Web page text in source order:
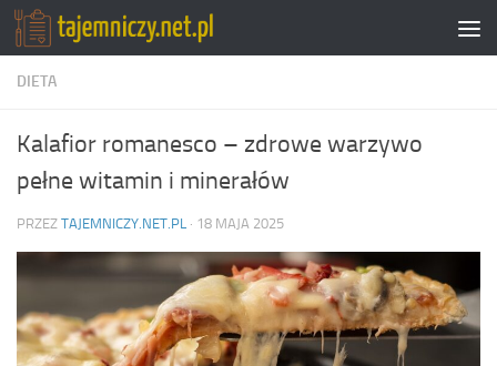
Przejdź do treści
DIETA
Kalafior romanesco – zdrowe warzywo
pełne witamin i minerałów
PRZEZ TAJEMNICZY.NET.PL · 18 MAJA 2025